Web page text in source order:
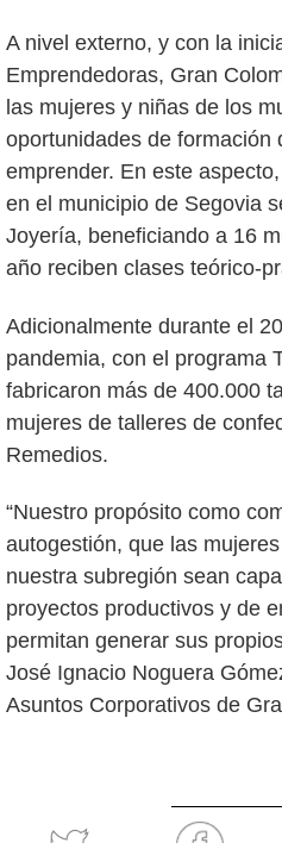
A nivel externo, y con la
Emprendedoras, Gran
las mujeres y niñas de los
oportunidades de formación
emprender. En este
en el municipio de Segovia
Joyería, beneficiando a 16
año reciben clases teórico-
Adicionalmente durante el
pandemia, con el programa
fabricaron más de 400.000
mujeres de talleres de
Remedios.
“Nuestro propósito como
autogestión, que las
nuestra subregión sean
proyectos productivos y de
permitan generar sus
José Ignacio Noguera
Asuntos Corporativos de